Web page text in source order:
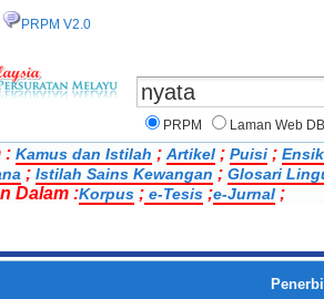
PRPM V2.0
PRPM Laman Web
: Kamus dan Istilah ; Artikel ; Puisi ;
; Istilah Sains Kewangan ; Glosari
Dalam :Korpus ; e-Tesis ;e-Jurnal ;